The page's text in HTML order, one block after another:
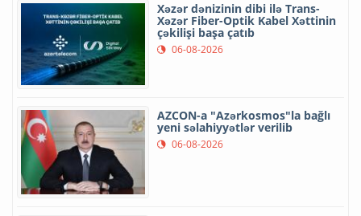
Xəzər dənizinin dibi ilə Trans-
Xəzər Fiber-Optik Kabel Xəttinin
çəkilişi başa çatıb
06-08-2026
AZCON-a "Azərkosmos"la bağlı
yeni səlahiyyətlər verilib
06-08-2026